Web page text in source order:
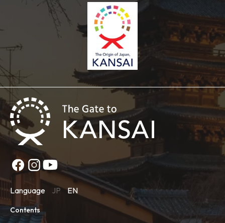
Language JP EN
Contents